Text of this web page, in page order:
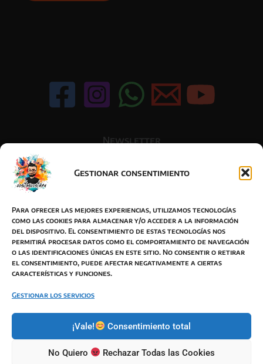
Gestionar consentimiento
Para ofrecer las mejores experiencias, utilizamos tecnologías
como las cookies para almacenar y/o acceder a la información
del dispositivo. El consentimiento de estas tecnologías nos
permitirá procesar datos como el comportamiento de navegación
o las identificaciones únicas en este sitio. No consentir o retirar
el consentimiento, puede afectar negativamente a ciertas
características y funciones.
Gestionar los servicios
¡Vale! Consentimiento total
No Quiero Rechazar Todas las Cookies
Newsletter
BOTON DESISTIMIENTO
Términos y Condiciones de Venta
Política de Privacidad
Política de Cookies
Política de envíos
Responsabilidad de imagen y autor